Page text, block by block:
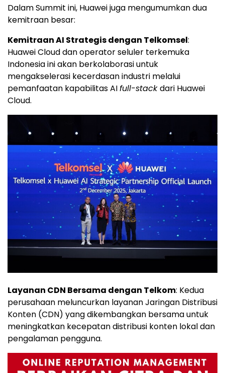
Dalam Summit ini, Huawei juga mengumumkan dua
kemitraan besar:
Kemitraan AI Strategis dengan Telkomsel:
Huawei Clouddan operator seluler terkemuka
Indonesia ini akan berkolaborasi untuk
mengakselerasi kecerdasan industri melalui
pemanfaatan kapabilitas AIfull-stackdari Huawei
Cloud.
Layanan CDN Bersama dengan Telkom: Kedua
perusahaan meluncurkan layanan Jaringan Distribusi
Konten (CDN) yang dikembangkan bersama untuk
meningkatkan kecepatan distribusi konten lokal dan
pengalaman pengguna.